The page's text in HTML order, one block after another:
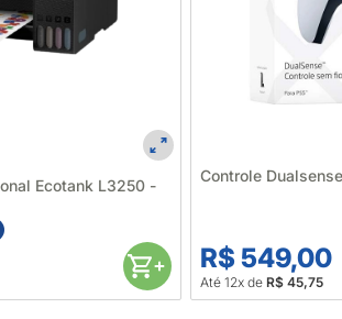
Ecotank L3250 -
Controle
R$ 549,00
Até 12x de R$ 45,75